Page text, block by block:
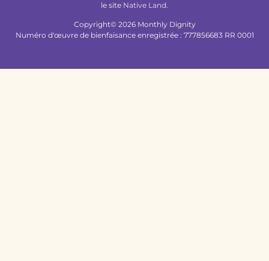
le site Native Land.
Copyright© 2026 Monthly Dignity
Numéro d'œuvre de bienfaisance enregistrée : 777856683 RR 0001